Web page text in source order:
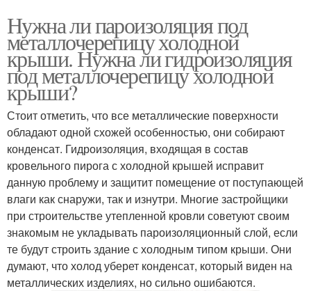
Нужна ли пароизоляция под
металлочерепицу холодной
крыши. Нужна ли гидроизоляция
под металлочерепицу холодной
крыши?
Стоит отметить, что все металлические поверхности
обладают одной схожей особенностью, они собирают
конденсат. Гидроизоляция, входящая в состав
кровельного пирога с холодной крышей исправит
данную проблему и защитит помещение от поступающей
влаги как снаружи, так и изнутри. Многие застройщики
при строительстве утепленной кровли советуют своим
знакомым не укладывать пароизоляционный слой, если
те будут строить здание с холодным типом крыши. Они
думают, что холод уберет конденсат, который виден на
металлических изделиях, но сильно ошибаются.